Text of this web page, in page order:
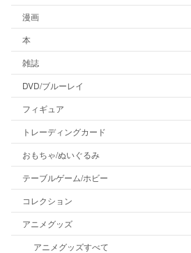
漫画
本
雑誌
DVD/ブルーレイ
フィギュア
トレーディングカード
おもちゃ/ぬいぐるみ
テーブルゲーム/ホビー
コレクション
アニメグッズ
アニメグッズすべて